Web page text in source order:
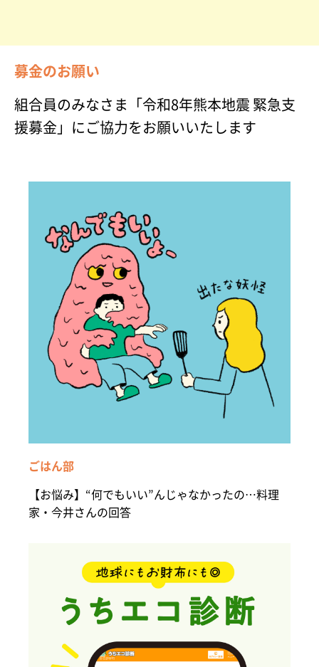
募金のお願い
組合員のみなさま「令和8年熊本地震 緊急支
援募金」にご協力をお願いいたします
ごはん部
【お悩み】“何でもいい”んじゃなかったの…料理
家・今井さんの回答